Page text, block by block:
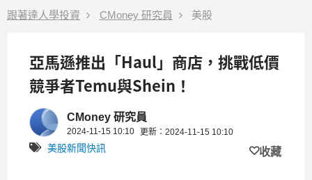
跟著達人學投資 CMoney 研究員 美股
亞馬遜推出「Haul」商店，挑戰低價
競爭者Temu與Shein！
CMoney 研究員
2024-11-15 10:10 更新：2024-11-15 10:10
美股新聞快訊 收藏